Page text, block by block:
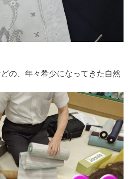
の、年々希少になってきた自然